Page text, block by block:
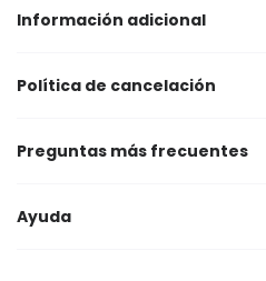
Información adicional
Política de cancelación
Preguntas más frecuentes
Ayuda